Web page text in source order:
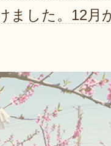
ました。12月